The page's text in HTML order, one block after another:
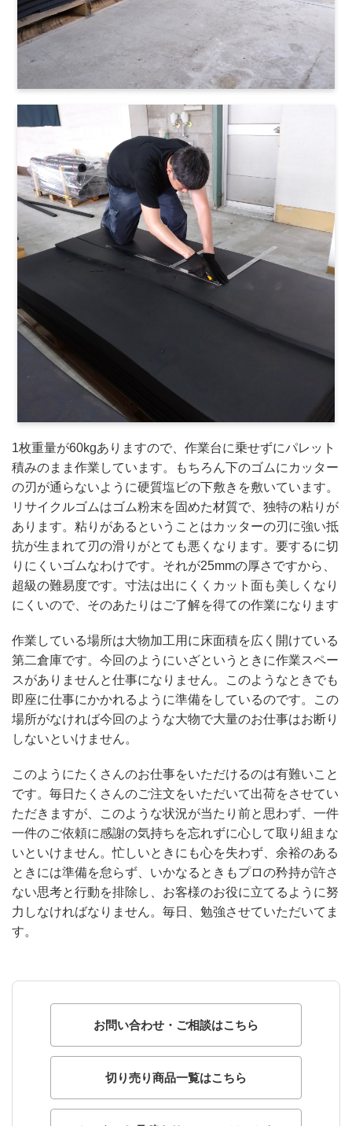
1枚重量が60kgありますので、作業台に乗せずにパレット
積みのまま作業しています。もちろん下のゴムにカッター
の刃が通らないように硬質塩ビの下敷きを敷いています。
リサイクルゴムはゴム粉末を固めた材質で、独特の粘りが
あります。粘りがあるということはカッターの刃に強い抵
抗が生まれて刃の滑りがとても悪くなります。要するに切
りにくいゴムなわけです。それが25mmの厚さですから、
超級の難易度です。寸法は出にくくカット面も美しくなり
にくいので、そのあたりはご了解を得ての作業になります
作業している場所は大物加工用に床面積を広く開けている
第二倉庫です。今回のようにいざというときに作業スペー
スがありませんと仕事になりません。このようなときでも
即座に仕事にかかれるように準備をしているのです。この
場所がなければ今回のような大物で大量のお仕事はお断り
しないといけません。
このようにたくさんのお仕事をいただけるのは有難いこと
です。毎日たくさんのご注文をいただいて出荷をさせてい
ただきますが、このような状況が当たり前と思わず、一件
一件のご依頼に感謝の気持ちを忘れずに心して取り組まな
いといけません。忙しいときにも心を失わず、余裕のある
ときには準備を怠らず、いかなるときもプロの矜持が許さ
ない思考と行動を排除し、お客様のお役に立てるように努
力しなければなりません。毎日、勉強させていただいてま
す。
お問い合わせ・ご相談はこちら
切り売り商品一覧はこちら